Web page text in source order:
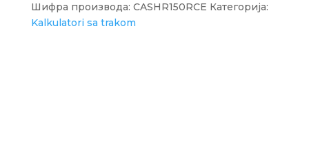
КОЛИЧИНА
Шифра производа: CASHR150RCE Категорија:
Kalkulatori sa trakom